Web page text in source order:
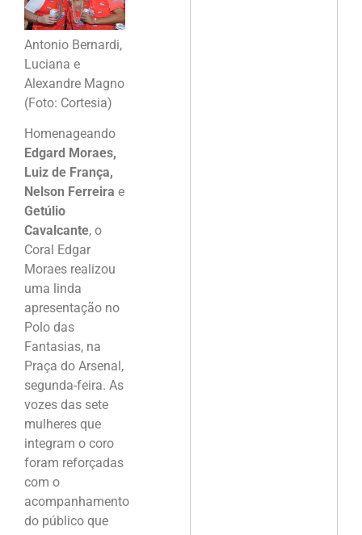
Antonio Bernardi,
Luciana e
Alexandre Magno
(Foto: Cortesia)
Homenageando
Edgard Moraes,
Luiz de França,
Nelson Ferreira e
Getúlio
Cavalcante, o
Coral Edgar
Moraes realizou
uma linda
apresentação no
Polo das
Fantasias, na
Praça do Arsenal,
segunda-feira. As
vozes das sete
mulheres que
integram o coro
foram reforçadas
com o
acompanhamento
do público que